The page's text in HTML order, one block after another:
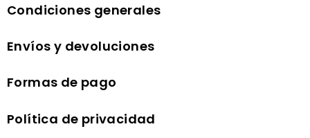
Condiciones generales
Envíos y devoluciones
Formas de pago
Política de privacidad